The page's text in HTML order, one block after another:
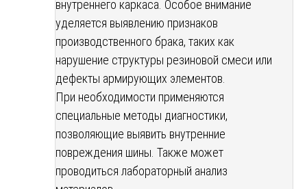
внутреннего каркаса. Особое внимание
уделяется выявлению признаков
производственного брака, таких как
нарушение структуры резиновой смеси или
дефекты армирующих элементов.
При необходимости применяются
специальные методы диагностики,
позволяющие выявить внутренние
повреждения шины. Также может
проводиться лабораторный анализ